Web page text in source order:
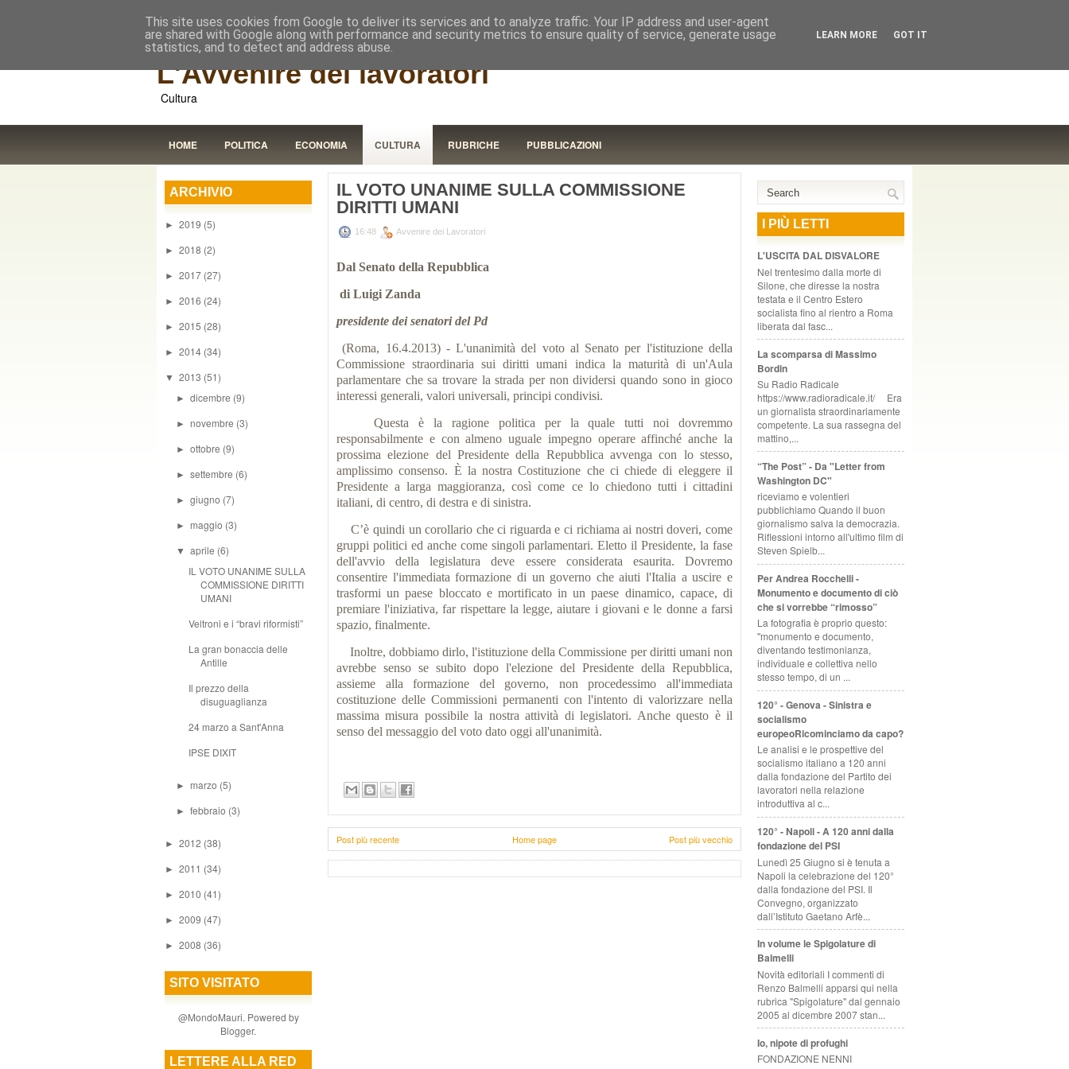
RISTORANTE COOPERATIVO, ZURIGO
L'Avvenire dei lavoratori
Cultura
HOME POLITICA ECONOMIA CULTURA RUBRICHE PUBBLICAZIONI
ARCHIVIO
► 2019 (5)
► 2018 (2)
► 2017 (27)
► 2016 (24)
► 2015 (28)
► 2014 (34)
▼ 2013 (51)
►dicembre (9)
►novembre (3)
►ottobre (9)
►settembre (6)
►giugno (7)
► maggio (3)
▼aprile (6)
IL VOTO UNANIME SULLA
COMMISSIONE DIRITTI
UMANI
Veltroni e i “bravi riformisti”
La gran bonaccia delle
Antille
Il prezzo della
disuguaglianza
24 marzo a Sant'Anna
IPSE DIXIT
► marzo (5)
►febbraio (3)
► 2012 (38)
► 2011 (34)
► 2010 (41)
► 2009 (47)
► 2008 (36)
SITO VISITATO
@MondoMauri. Powered by
Blogger.
LETTERE ALLA RED
IL VOTO UNANIME SULLA COMMISSIONE
DIRITTI UMANI
16:48 Avvenire dei Lavoratori
Dal Senato della Repubblica
di Luigi Zanda
presidente dei senatori del Pd
(Roma, 16.4.2013) - L'unanimità del voto al Senato per l'istituzione della
Commissione straordinaria sui diritti umani indica la maturità di un'Aula
parlamentare che sa trovare la strada per non dividersi quando sono in gioco
interessi generali, valori universali, principi condivisi.
Questa è la ragione politica per la quale tutti noi dovremmo
responsabilmente e con almeno uguale impegno operare affinché anche la
prossima elezione del Presidente della Repubblica avvenga con lo stesso,
amplissimo consenso. È la nostra Costituzione che ci chiede di eleggere il
Presidente a larga maggioranza, così come ce lo chiedono tutti i cittadini
italiani, di centro, di destra e di sinistra.
C’è quindi un corollario che ci riguarda e ci richiama ai nostri doveri, come
gruppi politici ed anche come singoli parlamentari. Eletto il Presidente, la fase
dell'avvio della legislatura deve essere considerata esaurita. Dovremo
consentire l'immediata formazione di un governo che aiuti l'Italia a uscire e
trasformi un paese bloccato e mortificato in un paese dinamico, capace, di
premiare l'iniziativa, far rispettare la legge, aiutare i giovani e le donne a farsi
spazio, finalmente.
Inoltre, dobbiamo dirlo, l'istituzione della Commissione per diritti umani non
avrebbe senso se subito dopo l'elezione del Presidente della Repubblica,
assieme alla formazione del governo, non procedessimo all'immediata
costituzione delle Commissioni permanenti con l'intento di valorizzare nella
massima misura possibile la nostra attività di legislatori. Anche questo è il
senso del messaggio del voto dato oggi all'unanimità.
Post più recente Post più vecchio
Home page
I PIÙ LETTI
L'USCITA DAL DISVALORE
Nel trentesimo dalla morte di
Silone, che diresse la nostra
testata e il Centro Estero
socialista fino al rientro a Roma
liberata dal fasc...
La scomparsa di Massimo
Bordin
Su Radio Radicale
https://www.radioradicale.it/ Era
un giornalista straordinariamente
competente. La sua rassegna del
mattino,...
“The Post” - Da "Letter from
Washington DC"
riceviamo e volentieri
pubblichiamo Quando il buon
giornalismo salva la democrazia.
Riflessioni intorno all'ultimo film di
Steven Spielb...
Per Andrea Rocchelli -
Monumento e documento di ciò
che si vorrebbe “rimosso”
La fotografia è proprio questo:
"monumento e documento,
diventando testimonianza,
individuale e collettiva nello
stesso tempo, di un ...
120° - Genova - Sinistra e
socialismo
europeoRicominciamo da capo?
Le analisi e le prospettive del
socialismo italiano a 120 anni
dalla fondazione del Partito dei
lavoratori nella relazione
introduttiva al c...
120° - Napoli - A 120 anni dalla
fondazione del PSI
Lunedì 25 Giugno si è tenuta a
Napoli la celebrazione del 120°
dalla fondazione del PSI. Il
Convegno, organizzato
dall’Istituto Gaetano Arfè...
In volume le Spigolature di
Balmelli
Novità editoriali I commenti di
Renzo Balmelli apparsi qui nella
rubrica "Spigolature" dal gennaio
2005 al dicembre 2007 stan...
Io, nipote di profughi
FONDAZIONE NENNI
This site uses cookies from Google to deliver its services and to analyze traffic. Your IP address and user-agent
are shared with Google along with performance and security metrics to ensure quality of service, generate usage
statistics, and to detect and address abuse.
LEARN MORE GOT IT